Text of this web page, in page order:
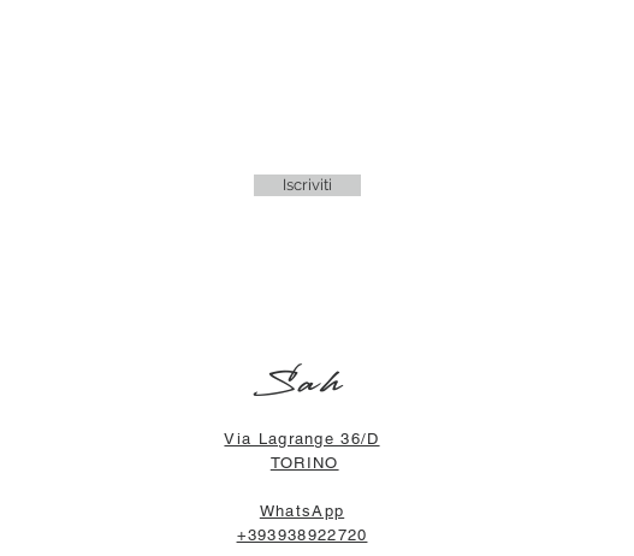
Iscriviti
Sah
Via Lagrange 36/D
TORINO
WhatsApp
+393938922720